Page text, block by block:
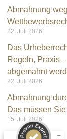
Abmahnung
22. Juli 2026
Das
Regeln, Praxis
abgemahnt
22. Juli 2026
Abmahnung
Das müssen
15. Juli 2026
SEHR GUT
4,96
/
5,00